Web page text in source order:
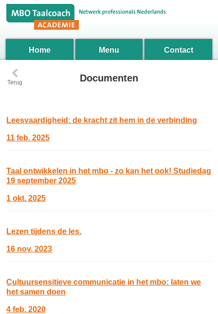
Home Menu Contact
‹
Terug Documenten
Leesvaardigheid: de kracht zit hem in de verbinding
11 feb. 2025
Taal ontwikkelen in het mbo - zo kan het ook! Studiedag
19 september 2025
1 okt. 2025
Lezen tijdens de les.
16 nov. 2023
Cultuursensitieve communicatie in het mbo: laten we
het samen doen
4 feb. 2020